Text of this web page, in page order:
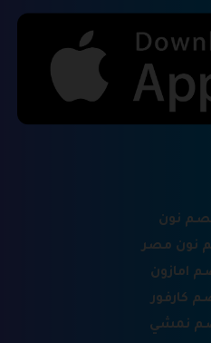
نون
نون مصر
امازون
كارفور
نمشي